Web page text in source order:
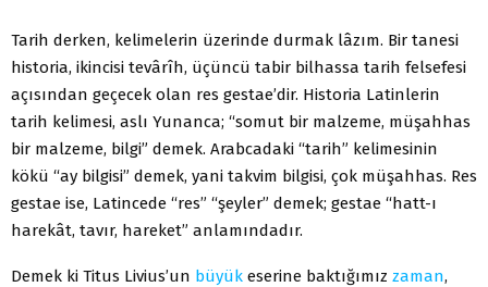
Tarih derken, kelimelerin üzerinde durmak lâzım. Bir tanesi
historia, ikincisi tevârîh, üçüncü tabir bilhassa tarih felsefesi
açısından geçecek olan res gestae’dir. Historia Latinlerin
tarih kelimesi, aslı Yunanca; “somut bir malzeme, müşahhas
bir malzeme, bilgi” demek. Arabcadaki “tarih” kelimesinin
kökü “ay bilgisi” demek, yani takvim bilgisi, çok müşahhas. Res
gestae ise, Latincede “res” “şeyler” demek; gestae “hatt-ı
harekât, tavır, hareket” anlamındadır.
Demek ki Titus Livius’un büyük eserine baktığımız zaman,